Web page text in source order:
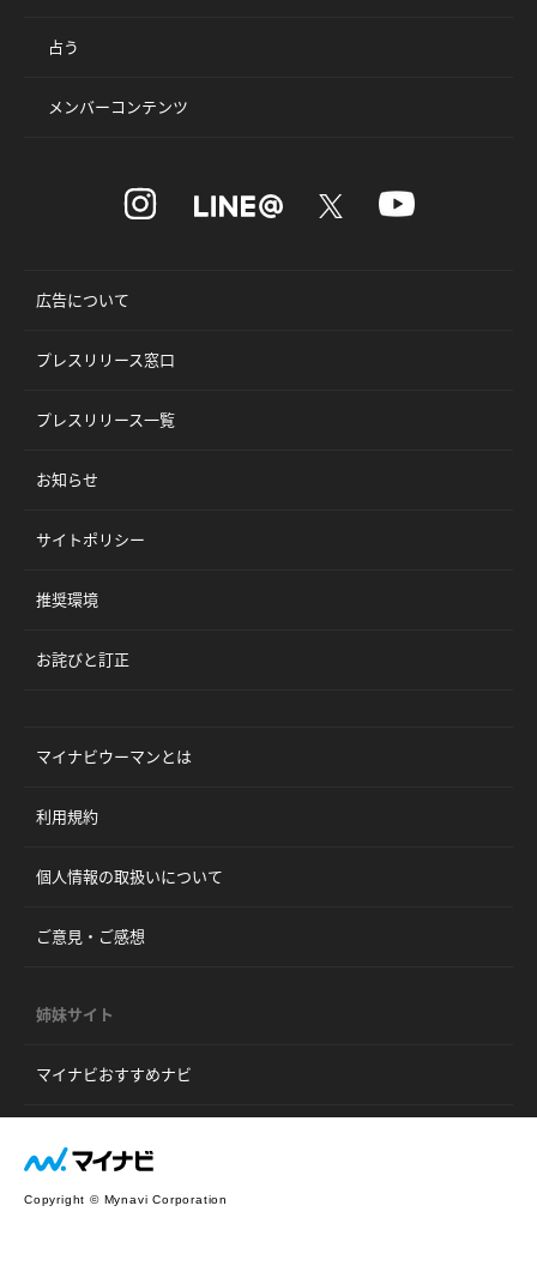
占う
メンバーコンテンツ
広告について
プレスリリース窓口
プレスリリース一覧
お知らせ
サイトポリシー
推奨環境
お詫びと訂正
マイナビウーマンとは
利用規約
個人情報の取扱いについて
ご意見・ご感想
姉妹サイト
マイナビおすすめナビ
Copyright © Mynavi Corporation